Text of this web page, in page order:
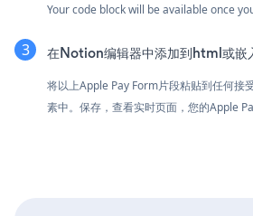
Your code block will be available once
在Notion编辑器中添加到html或嵌
将以上Apple Pay Form片段粘贴到任何接
素中。保存，查看实时页面，您的Apple